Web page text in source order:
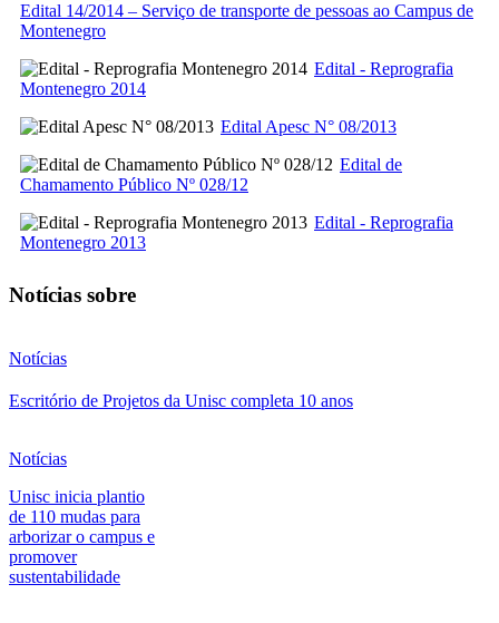
Edital 14/2014 – Serviço de transporte de pessoas ao Campus de
Montenegro
Edital - Reprografia
Montenegro 2014
Edital Apesc N° 08/2013
Edital de
Chamamento Público Nº 028/12
Edital - Reprografia
Montenegro 2013
Notícias sobre
Notícias
Escritório de Projetos da Unisc completa 10 anos
Notícias
Unisc inicia plantio
de 110 mudas para
arborizar o campus e
promover
sustentabilidade